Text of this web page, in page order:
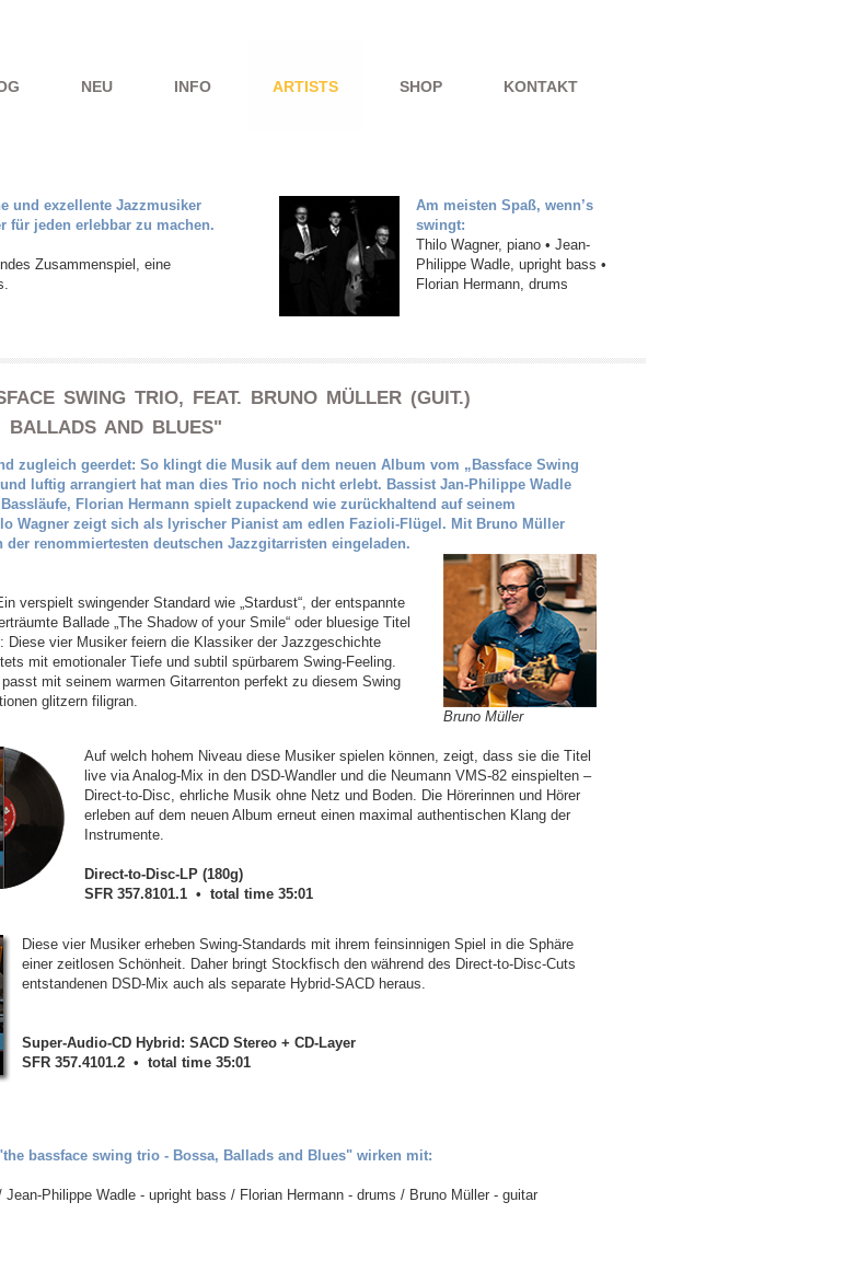
NEU INFO ARTISTS SHOP KONTAKT
und exzellente Jazzmusiker
für jeden erlebbar zu machen.
Zusammenspiel, eine
Am meisten Spaß, wenn’s
swingt:
Thilo Wagner, piano • Jean-
Philippe Wadle, upright bass •
Florian Hermann, drums
SWING TRIO, FEAT. BRUNO MÜLLER (GUIT.)
AND BLUES"
zugleich geerdet: So klingt die Musik auf dem neuen Album vom „Bassface Swing
luftig arrangiert hat man dies Trio noch nicht erlebt. Bassist Jan-Philippe Wadle
Florian Hermann spielt zupackend wie zurückhaltend auf seinem
Wagner zeigt sich als lyrischer Pianist am edlen Fazioli-Flügel. Mit Bruno Müller
der renommiertesten deutschen Jazzgitarristen eingeladen.
Bruno Müller
verspielt swingender Standard wie „Stardust“, der entspannte
Ballade „The Shadow of your Smile“ oder bluesige Titel
Diese vier Musiker feiern die Klassiker der Jazzgeschichte
mit emotionaler Tiefe und subtil spürbarem Swing-Feeling.
mit seinem warmen Gitarrenton perfekt zu diesem Swing
glitzern filigran.
Auf welch hohem Niveau diese Musiker spielen können, zeigt, dass sie die Titel
live via Analog-Mix in den DSD-Wandler und die Neumann VMS-82 einspielten –
Direct-to-Disc, ehrliche Musik ohne Netz und Boden. Die Hörerinnen und Hörer
erleben auf dem neuen Album erneut einen maximal authentischen Klang der
Instrumente.
Direct-to-Disc-LP (180g)
SFR 357.8101.1 • total time 35:01
Diese vier Musiker erheben Swing-Standards mit ihrem feinsinnigen Spiel in die Sphäre
einer zeitlosen Schönheit. Daher bringt Stockfisch den während des Direct-to-Disc-Cuts
entstandenen DSD-Mix auch als separate Hybrid-SACD heraus.
Super-Audio-CD Hybrid: SACD Stereo + CD-Layer
SFR 357.4101.2 • total time 35:01
bassface swing trio - Bossa, Ballads and Blues" wirken mit:
Jean-Philippe Wadle - upright bass / Florian Hermann - drums / Bruno Müller - guitar